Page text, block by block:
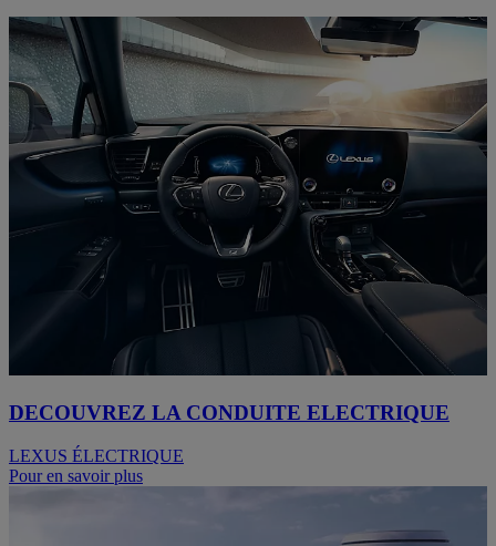
DECOUVREZ LA CONDUITE ELECTRIQUE
LEXUS ÉLECTRIQUE
Pour en savoir plus